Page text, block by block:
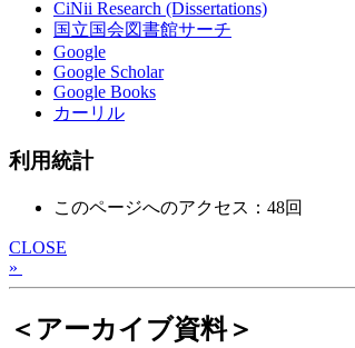
CiNii Research (Dissertations)
国立国会図書館サーチ
Google
Google Scholar
Google Books
カーリル
利用統計
このページへのアクセス：48回
CLOSE
»
＜アーカイブ資料＞